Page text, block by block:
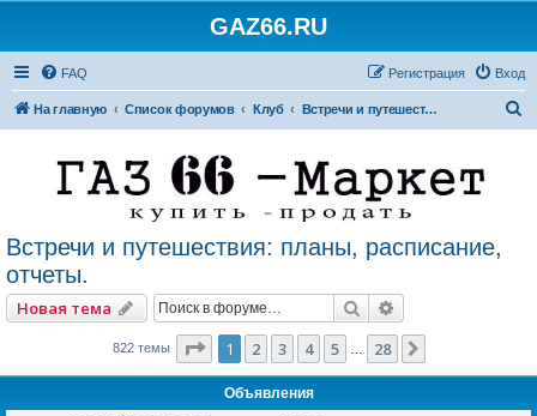
GAZ66.RU
FAQ Вход
Регистрация
На главную Список форумов Клуб Встречи и путешествия: планы, расписание, отчеты.
Встречи и путешествия: планы, расписание,
отчеты.
Новая тема Поиск
822 темы Страница из 28
1 2 3 4 5 28
Объявления